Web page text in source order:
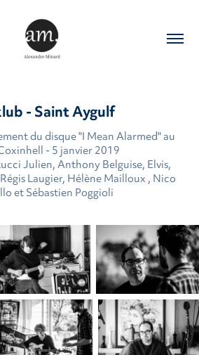
- Saint Aygulf
du disque "I Mean Alarmed" au
- 5 janvier 2019
Julien, Anthony Belguise, Elvis,
Laugier, Hélène Mailloux , Nico
et Sébastien Poggioli